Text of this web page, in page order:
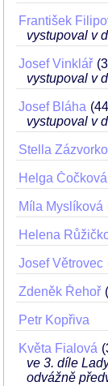
František
vystupoval v
Josef Vinklář
vystupoval v
Josef Bláha 44
vystupoval v
Stella
Helga Čočková
Míla Myslíková
Helena
Josef Větrovec
Zdeněk Řehoř
Petr Kopřiva
Květa Fialová
ve 3. díle
odvážně